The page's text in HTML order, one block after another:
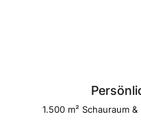
1.500 m² Schauraum